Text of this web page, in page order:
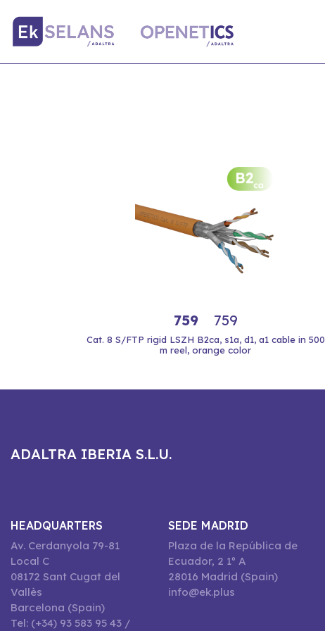
759 759
Cat. 8 S/FTP rigid LSZH B2ca, s1a, d1, a1 cable in 500
m reel, orange color
ADALTRA IBERIA S.L.U.
HEADQUARTERS
Av. Cerdanyola 79-81
Local C
08172 Sant Cugat del
Vallès
Barcelona (Spain)
Tel: (+34) 93 583 95 43 /
SEDE MADRID
Plaza de la República de
Ecuador, 2 1º A
28016 Madrid (Spain)
info@ek.plus